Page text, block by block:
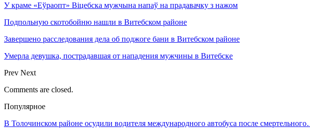
У краме «Еўраопт» Віцебска мужчына напаў на прадавачку з нажом
Подпольную скотобойню нашли в Витебском районе
Завершено расследования дела об поджоге бани в Витебском районе
Умерла девушка, пострадавшая от нападения мужчины в Витебске
Prev Next
Comments are closed.
Популярное
В Толочинском районе осудили водителя международного автобуса после